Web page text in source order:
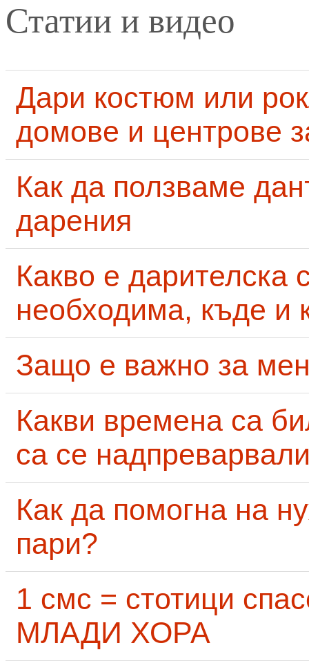
Статии и видео
Дари костюм или
домове и центрове
Как да ползваме
дарения
Какво е дарителска
необходима, къде и
Защо е важно за
Какви времена са
са се
Как да помогна на
пари?
1 смс = стотици
МЛАДИ ХОРА